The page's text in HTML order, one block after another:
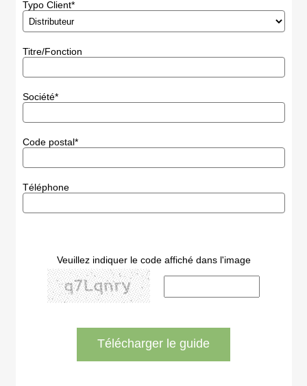
Typo Client*
Titre/Fonction
Société*
Code postal*
Téléphone
Veuillez indiquer le code affiché dans l'image